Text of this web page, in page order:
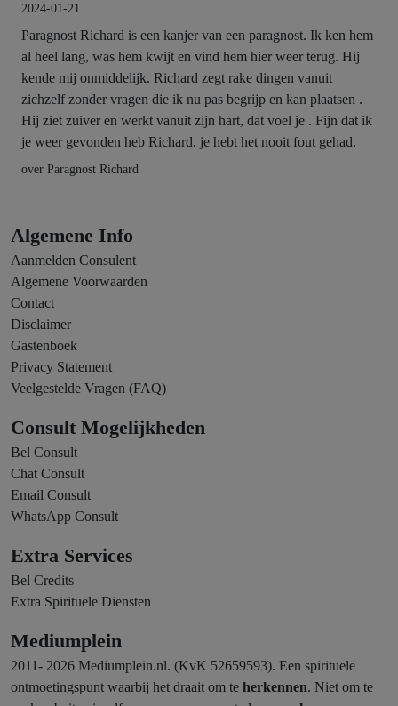
2024-01-21
Paragnost Richard is een kanjer van een paragnost. Ik ken hem
al heel lang, was hem kwijt en vind hem hier weer terug. Hij
kende mij onmiddelijk. Richard zegt rake dingen vanuit
zichzelf zonder vragen die ik nu pas begrijp en kan plaatsen .
Hij ziet zuiver en werkt vanuit zijn hart, dat voel je . Fijn dat ik
je weer gevonden heb Richard, je hebt het nooit fout gehad.
over Paragnost Richard
Algemene Info
Aanmelden Consulent
Algemene Voorwaarden
Contact
Disclaimer
Gastenboek
Privacy Statement
Veelgestelde Vragen (FAQ)
Consult Mogelijkheden
Bel Consult
Chat Consult
Email Consult
WhatsApp Consult
Extra Services
Bel Credits
Extra Spirituele Diensten
Mediumplein
2011- 2026 Mediumplein.nl. (KvK 52659593). Een spirituele
ontmoetingspunt waarbij het draait om te herkennen. Niet om te